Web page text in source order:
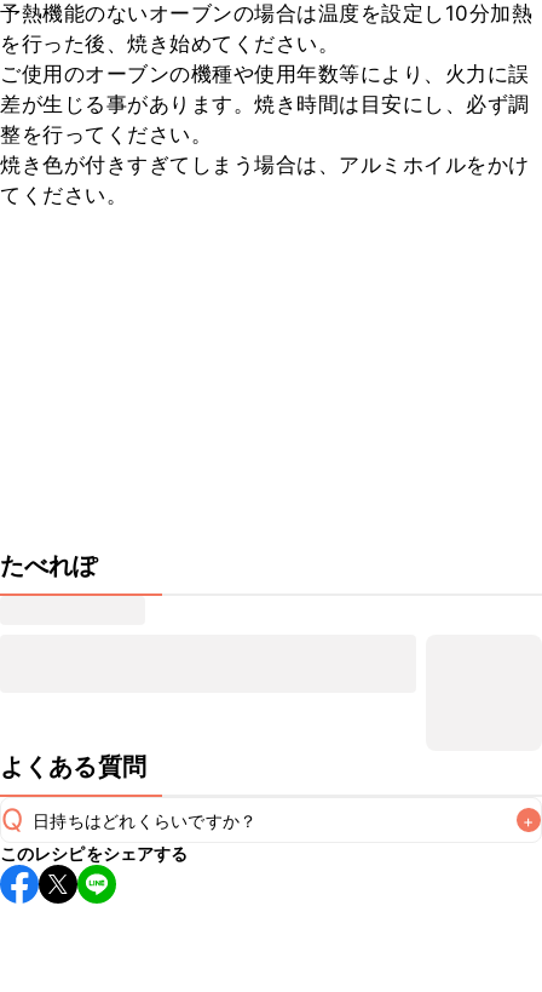
予熱機能のないオーブンの場合は温度を設定し10分加熱
を行った後、焼き始めてください。
ご使用のオーブンの機種や使用年数等により、火力に誤
差が生じる事があります。焼き時間は目安にし、必ず調
整を行ってください。
焼き色が付きすぎてしまう場合は、アルミホイルをかけ
てください。
たべれぽ
よくある質問
Q 日持ちはどれくらいですか？ +
こちらのレシピは出来たてをお召し上がりいただくことをお
すすめします。
このレシピをシェアする